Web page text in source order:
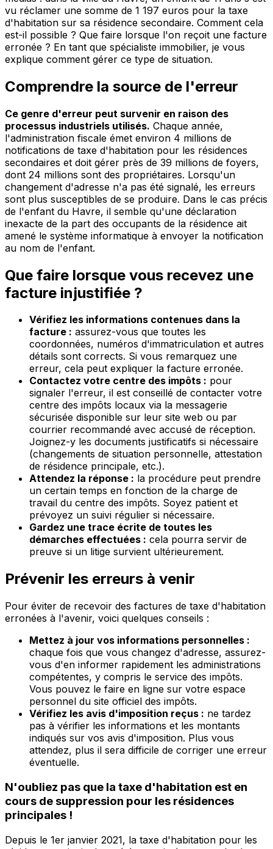
vu réclamer une somme de 1 197 euros pour la taxe
d'habitation sur sa résidence secondaire. Comment cela
est-il possible ? Que faire lorsque l'on reçoit une facture
erronée ? En tant que spécialiste immobilier, je vous
explique comment gérer ce type de situation.
Comprendre la source de l'erreur
Ce genre d'erreur peut survenir en raison des
processus industriels utilisés. Chaque année,
l'administration fiscale émet environ 4 millions de
notifications de taxe d'habitation pour les résidences
secondaires et doit gérer près de 39 millions de foyers,
dont 24 millions sont des propriétaires. Lorsqu'un
changement d'adresse n'a pas été signalé, les erreurs
sont plus susceptibles de se produire. Dans le cas précis
de l'enfant du Havre, il semble qu'une déclaration
inexacte de la part des occupants de la résidence ait
amené le système informatique à envoyer la notification
au nom de l'enfant.
Que faire lorsque vous recevez une
facture injustifiée ?
Vérifiez les informations contenues dans la
facture : assurez-vous que toutes les
coordonnées, numéros d'immatriculation et autres
détails sont corrects. Si vous remarquez une
erreur, cela peut expliquer la facture erronée.
Contactez votre centre des impôts : pour
signaler l'erreur, il est conseillé de contacter votre
centre des impôts locaux via la messagerie
sécurisée disponible sur leur site web ou par
courrier recommandé avec accusé de réception.
Joignez-y les documents justificatifs si nécessaire
(changements de situation personnelle, attestation
de résidence principale, etc.).
Attendez la réponse : la procédure peut prendre
un certain temps en fonction de la charge de
travail du centre des impôts. Soyez patient et
prévoyez un suivi régulier si nécessaire.
Gardez une trace écrite de toutes les
démarches effectuées : cela pourra servir de
preuve si un litige survient ultérieurement.
Prévenir les erreurs à venir
Pour éviter de recevoir des factures de taxe d'habitation
erronées à l'avenir, voici quelques conseils :
Mettez à jour vos informations personnelles :
chaque fois que vous changez d'adresse, assurez-
vous d'en informer rapidement les administrations
compétentes, y compris le service des impôts.
Vous pouvez le faire en ligne sur votre espace
personnel du site officiel des impôts.
Vérifiez les avis d'imposition reçus : ne tardez
pas à vérifier les informations et les montants
indiqués sur vos avis d'imposition. Plus vous
attendez, plus il sera difficile de corriger une erreur
éventuelle.
N'oubliez pas que la taxe d'habitation est en
cours de suppression pour les résidences
principales !
Depuis le 1er janvier 2021, la taxe d'habitation pour les